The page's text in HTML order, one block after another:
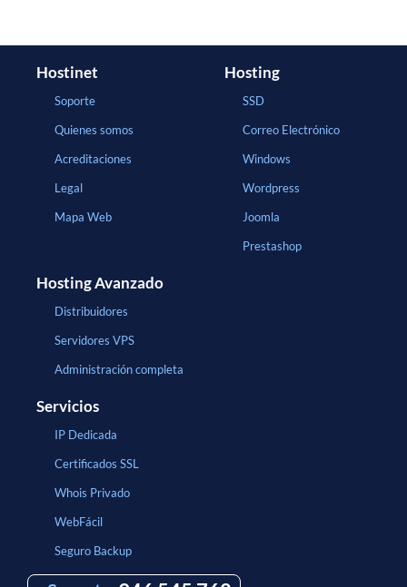
Hostinet
Soporte
Quienes somos
Acreditaciones
Legal
Mapa Web
Hosting
SSD
Correo Electrónico
Windows
Wordpress
Joomla
Prestashop
Hosting Avanzado
Distribuidores
Servidores VPS
Administración completa
Servicios
IP Dedicada
Certificados SSL
Whois Privado
WebFácil
Seguro Backup